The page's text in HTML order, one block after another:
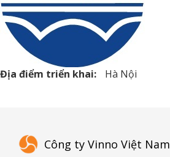
Địa điểm triển khai: Hà Nội
Công ty Vinno Việt Nam